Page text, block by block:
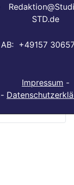
STD.de
AB: +49157
Impressum -
-